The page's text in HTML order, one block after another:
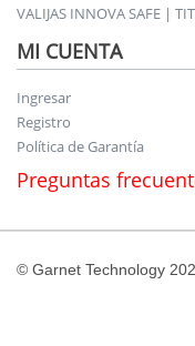
VALIJAS INNOVA SAFE |
MI CUENTA
Ingresar
Registro
Política de Garantía
Preguntas
© Garnet Technology